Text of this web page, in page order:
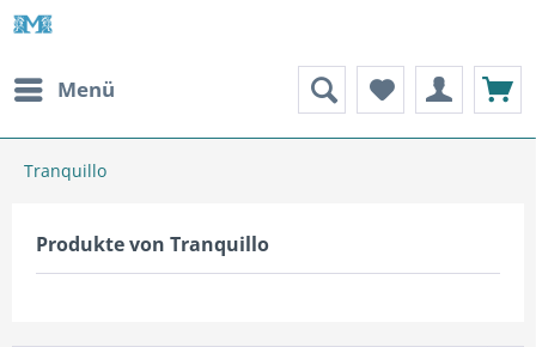
Menü
Tranquillo
Produkte von Tranquillo